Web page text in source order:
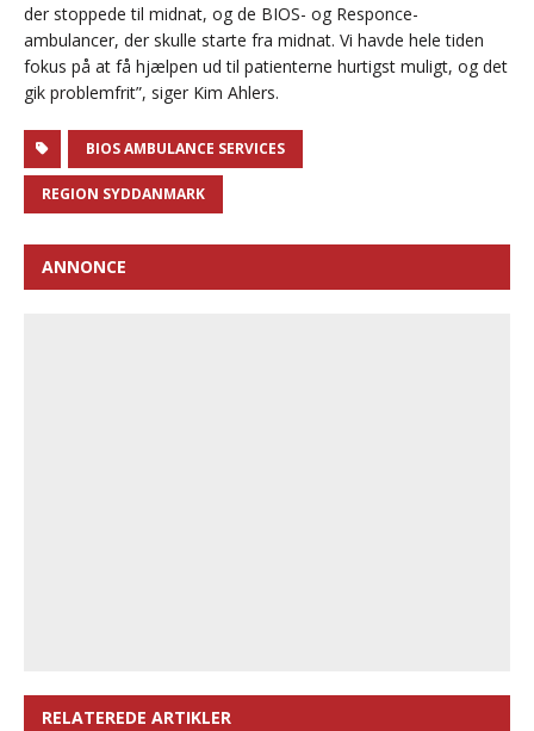
der stoppede til midnat, og de BIOS- og Responce-
ambulancer, der skulle starte fra midnat. Vi havde hele tiden
fokus på at få hjælpen ud til patienterne hurtigst muligt, og det
gik problemfrit”, siger Kim Ahlers.
BIOS AMBULANCE SERVICES
REGION SYDDANMARK
ANNONCE
RELATEREDE ARTIKLER